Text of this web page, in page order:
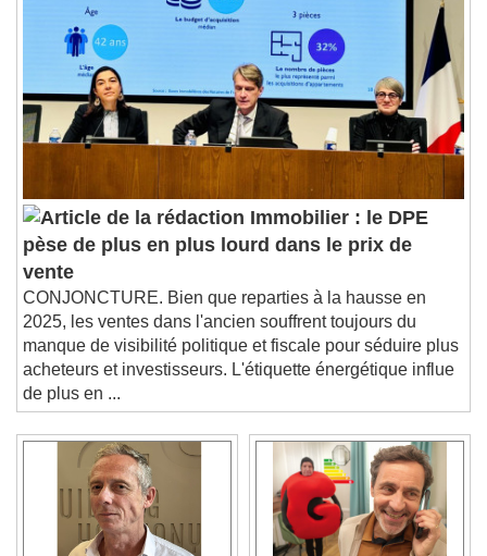
Immobilier : le DPE
pèse de plus en plus lourd dans le prix de
vente
CONJONCTURE. Bien que reparties à la hausse en
2025, les ventes dans l'ancien souffrent toujours du
manque de visibilité politique et fiscale pour séduire plus
acheteurs et investisseurs. L'étiquette énergétique influe
de plus en ...